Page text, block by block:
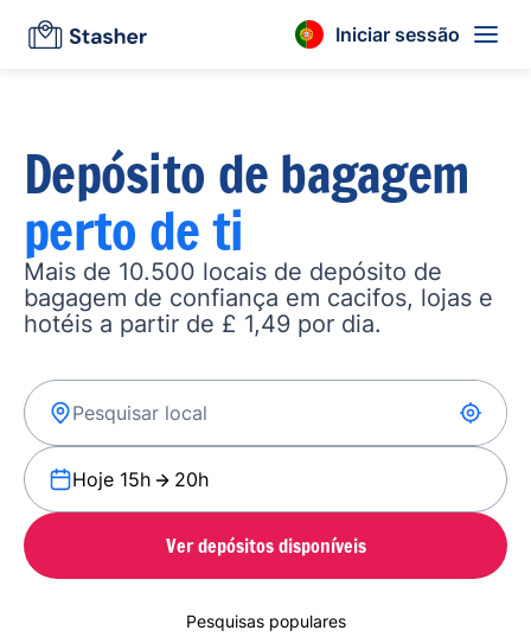
Iniciar sessão
Depósito de bagagem
perto de ti
Mais de 10.500 locais de depósito de
bagagem de confiança em cacifos, lojas e
hotéis a partir de £ 1,49 por dia.
Hoje 15h 20h
Ver depósitos disponíveis
Pesquisas populares